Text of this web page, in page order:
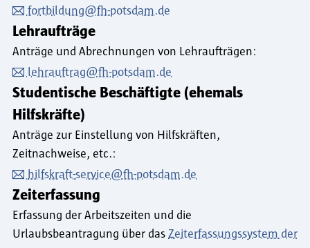
fortbildung@fh-potsdam.de
Lehraufträge
Anträge und Abrechnungen von Lehraufträgen:
lehrauftrag@fh-potsdam.de
Studentische Beschäftigte (ehemals
Hilfskräfte)
Anträge zur Einstellung von Hilfskräften,
Zeitnachweise, etc.:
hilfskraft-service@fh-potsdam.de
Zeiterfassung
Erfassung der Arbeitszeiten und die
Urlaubsbeantragung über das Zeiterfassungssystem der